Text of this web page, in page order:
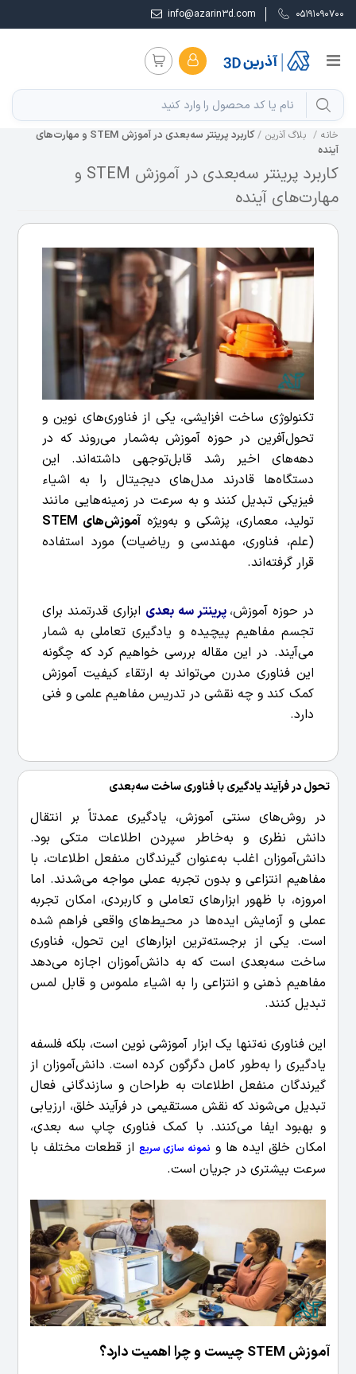
05191090700
info@azarin3d.com
خانه بلاگ آذرین
کاربرد پرینتر سه‌بعدی در آموزش STEM و مهارت‌های
آینده
کاربرد پرینتر سه‌بعدی در آموزش STEM و
مهارت‌های آینده
تکنولوژی ساخت افزایشی، یکی از فناوری‌های نوین و
تحول‌آفرین در حوزه آموزش به‌شمار می‌روند که در
دهه‌های اخیر رشد قابل‌توجهی داشته‌اند. این
دستگاه‌ها قادرند مدل‌های دیجیتال را به اشیاء
فیزیکی تبدیل کنند و به سرعت در زمینه‌هایی مانند
تولید، معماری، پزشکی و به‌ویژه آموزش‌های STEM
(علم، فناوری، مهندسی و ریاضیات) مورد استفاده
قرار گرفته‌اند.
در حوزه آموزش، پرینتر سه بعدی ابزاری قدرتمند برای
تجسم مفاهیم پیچیده و یادگیری تعاملی به شمار
می‌آیند. در این مقاله بررسی خواهیم کرد که چگونه
این فناوری مدرن می‌تواند به ارتقاء کیفیت آموزش
کمک کند و چه نقشی در تدریس مفاهیم علمی و فنی
دارد.
تحول در فرآیند یادگیری با فناوری ساخت سه‌بعدی
در روش‌های سنتی آموزش، یادگیری عمدتاً بر انتقال
دانش نظری و به‌خاطر سپردن اطلاعات متکی بود.
دانش‌آموزان اغلب به‌عنوان گیرندگان منفعل اطلاعات، با
مفاهیم انتزاعی و بدون تجربه عملی مواجه می‌شدند. اما
امروزه، با ظهور ابزارهای تعاملی و کاربردی، امکان تجربه
عملی و آزمایش ایده‌ها در محیط‌های واقعی فراهم شده
است. یکی از برجسته‌ترین ابزارهای این تحول، فناوری
ساخت سه‌بعدی است که به دانش‌آموزان اجازه می‌دهد
مفاهیم ذهنی و انتزاعی را به اشیاء ملموس و قابل لمس
تبدیل کنند.
این فناوری نه‌تنها یک ابزار آموزشی نوین است، بلکه فلسفه
یادگیری را به‌طور کامل دگرگون کرده است. دانش‌آموزان از
گیرندگان منفعل اطلاعات به طراحان و سازندگانی فعال
تبدیل می‌شوند که نقش مستقیمی در فرآیند خلق، ارزیابی
و بهبود ایفا می‌کنند. با کمک فناوری چاپ سه بعدی،
امکان خلق ایده ها و نمونه سازی سریعاز قطعات مختلف با
سرعت بیشتری در جریان است.
آموزش STEM چیست و چرا اهمیت دارد؟